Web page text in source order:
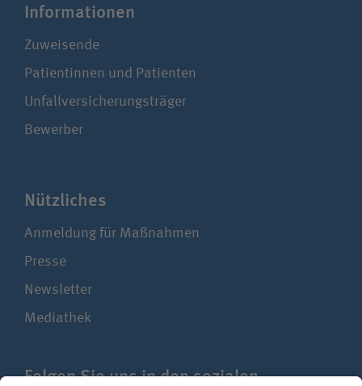
Infor­ma­ti­onen
Zuweisende
Patientinnen und Patienten
Unfallversicherungsträger
Bewerber
Nützliches
Anmeldung für Maßnahmen
Presse
Newsletter
Mediathek
Folgen Sie uns in den sozialen